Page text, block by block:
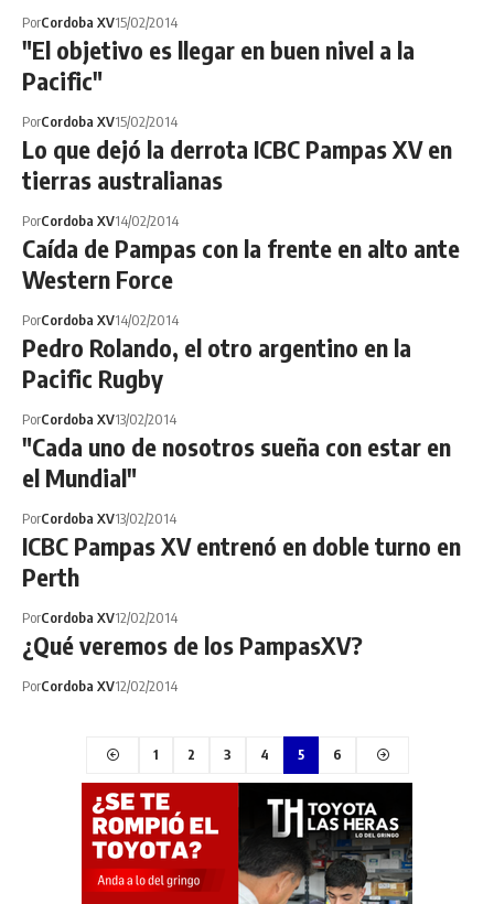
PorCordoba XV15/02/2014
"El objetivo es llegar en buen nivel a la
Pacific"
PorCordoba XV15/02/2014
Lo que dejó la derrota ICBC Pampas XV en
tierras australianas
PorCordoba XV14/02/2014
Caída de Pampas con la frente en alto ante
Western Force
PorCordoba XV14/02/2014
Pedro Rolando, el otro argentino en la
Pacific Rugby
PorCordoba XV13/02/2014
"Cada uno de nosotros sueña con estar en
el Mundial"
PorCordoba XV13/02/2014
ICBC Pampas XV entrenó en doble turno en
Perth
PorCordoba XV12/02/2014
¿Qué veremos de los PampasXV?
PorCordoba XV12/02/2014
1 2 3 4 5 6